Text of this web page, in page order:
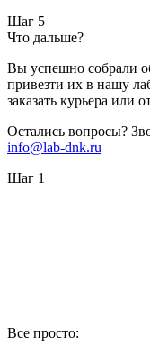
Шаг 5
Что дальше?
Вы успешно собрали
привезти их в нашу
заказать курьера или
Остались вопросы?
info@lab-dnk.ru
Шаг 1
Все просто: